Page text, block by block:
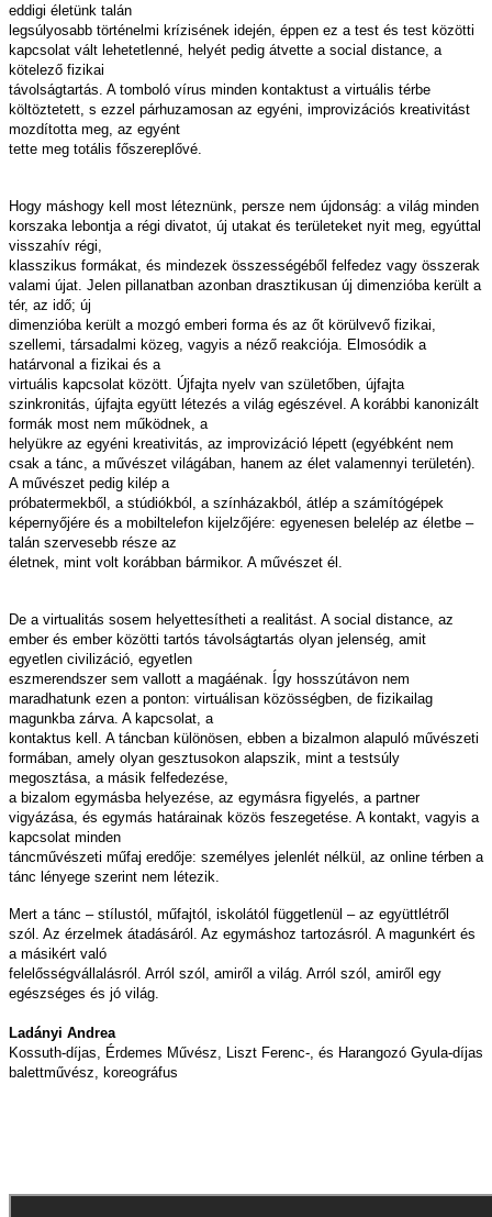
eddigi életünk talán
legsúlyosabb történelmi krízisének idején, éppen ez a test és test közötti
kapcsolat vált lehetetlenné, helyét pedig átvette a social distance, a
kötelező fizikai
távolságtartás. A tomboló vírus minden kontaktust a virtuális térbe
költöztetett, s ezzel párhuzamosan az egyéni, improvizációs kreativitást
mozdította meg, az egyént
tette meg totális főszereplővé.
Hogy máshogy kell most léteznünk, persze nem újdonság: a világ minden
korszaka lebontja a régi divatot, új utakat és területeket nyit meg, egyúttal
visszahív régi,
klasszikus formákat, és mindezek összességéből felfedez vagy összerak
valami újat. Jelen pillanatban azonban drasztikusan új dimenzióba került a
tér, az idő; új
dimenzióba került a mozgó emberi forma és az őt körülvevő fizikai,
szellemi, társadalmi közeg, vagyis a néző reakciója. Elmosódik a
határvonal a fizikai és a
virtuális kapcsolat között. Újfajta nyelv van születőben, újfajta
szinkronitás, újfajta együtt létezés a világ egészével. A korábbi kanonizált
formák most nem működnek, a
helyükre az egyéni kreativitás, az improvizáció lépett (egyébként nem
csak a tánc, a művészet világában, hanem az élet valamennyi területén).
A művészet pedig kilép a
próbatermekből, a stúdiókból, a színházakból, átlép a számítógépek
képernyőjére és a mobiltelefon kijelzőjére: egyenesen belelép az életbe –
talán szervesebb része az
életnek, mint volt korábban bármikor. A művészet él.
De a virtualitás sosem helyettesítheti a realitást. A social distance, az
ember és ember közötti tartós távolságtartás olyan jelenség, amit
egyetlen civilizáció, egyetlen
eszmerendszer sem vallott a magáénak. Így hosszútávon nem
maradhatunk ezen a ponton: virtuálisan közösségben, de fizikailag
magunkba zárva. A kapcsolat, a
kontaktus kell. A táncban különösen, ebben a bizalmon alapuló művészeti
formában, amely olyan gesztusokon alapszik, mint a testsúly
megosztása, a másik felfedezése,
a bizalom egymásba helyezése, az egymásra figyelés, a partner
vigyázása, és egymás határainak közös feszegetése. A kontakt, vagyis a
kapcsolat minden
táncművészeti műfaj eredője: személyes jelenlét nélkül, az online térben a
tánc lényege szerint nem létezik.
Mert a tánc – stílustól, műfajtól, iskolától függetlenül – az együttlétről
szól. Az érzelmek átadásáról. Az egymáshoz tartozásról. A magunkért és
a másikért való
felelősségvállalásról. Arról szól, amiről a világ. Arról szól, amiről egy
egészséges és jó világ.
Ladányi Andrea
Kossuth-díjas, Érdemes Művész, Liszt Ferenc-, és Harangozó Gyula-díjas
balettművész, koreográfus